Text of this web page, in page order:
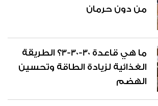
من دون حرمان
ما هي قاعدة 30-30-3؟ الطريقة
الغذائية لزيادة الطاقة وتحسين
الهضم